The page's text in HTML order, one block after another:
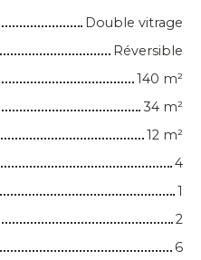
Double vitrage
Réversible
140 m²
34 m²
12 m²
4
1
2
6